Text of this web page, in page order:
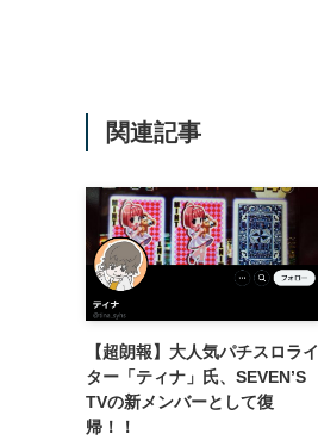
関連記事
【超朗報】大人気パチスロライ
ター「ティナ」氏、SEVEN’S
TVの新メンバーとして復
帰！！